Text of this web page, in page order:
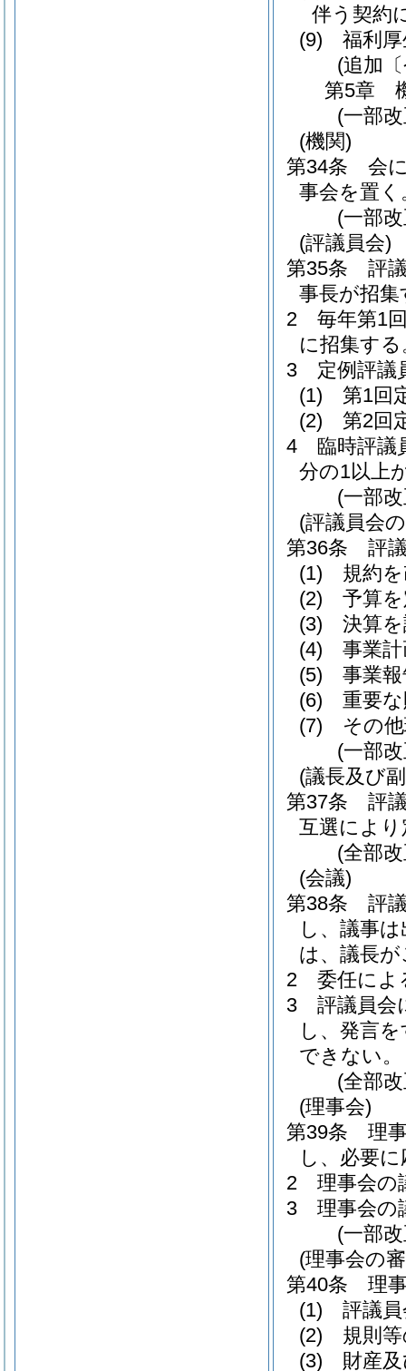
伴う契約
(9)
福利
(追加
第5章
(一部
(機関)
第34条
会
事会を置く
(一部
(評議員会)
第35条
評
事長が招集
2
毎年第1
に招集する
3
定例評議
(1)
第1回
(2)
第2回
4
臨時評議
分の1以上
(一部
(評議員会
第36条
評
(1)
規約
(2)
予算
(3)
決算
(4)
事業
(5)
事業
(6)
重要
(7)
その
(一部
(議長及び
第37条
評
互選によ
(全部
(会議)
第38条
評
し、議事
は、議長
2
委任によ
3
評議員会
し、発言
できない。
(全部
(理事会)
第39条
理
し、必要
2
理事会の
3
理事会の
(一部
(理事会の
第40条
理
(1)
評議
(2)
規則
(3)
財産